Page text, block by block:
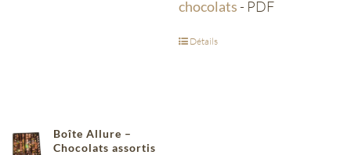
chocolats - PDF
Détails
Boîte Allure –
Chocolats assortis